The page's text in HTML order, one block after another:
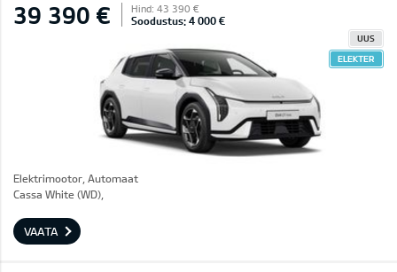
39 390 € Hind: 43 390 €
Soodustus: 4 000 €
UUS
ELEKTER
Elektrimootor, Automaat
Cassa White (WD),
VAATA